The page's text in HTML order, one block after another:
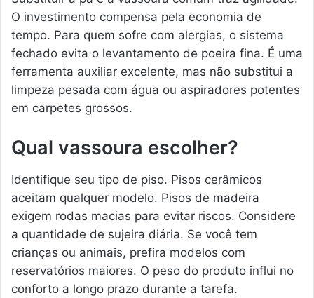
O investimento compensa pela economia de
tempo. Para quem sofre com alergias, o sistema
fechado evita o levantamento de poeira fina. É uma
ferramenta auxiliar excelente, mas não substitui a
limpeza pesada com água ou aspiradores potentes
em carpetes grossos.
Qual vassoura escolher?
Identifique seu tipo de piso. Pisos cerâmicos
aceitam qualquer modelo. Pisos de madeira
exigem rodas macias para evitar riscos. Considere
a quantidade de sujeira diária. Se você tem
crianças ou animais, prefira modelos com
reservatórios maiores. O peso do produto influi no
conforto a longo prazo durante a tarefa.